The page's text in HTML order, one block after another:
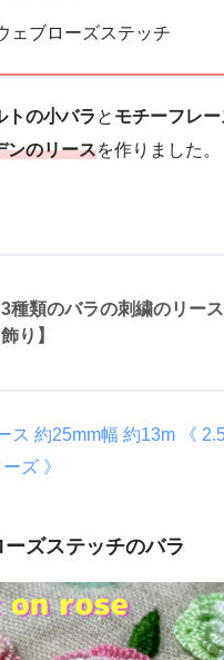
ェブローズステッチ
トの小バラ と モチーフレ
ンのリースを作りました。
3種類のバラの刺繍のリー
飾り】
ス 約25mm幅 約13m 《
ズ 》
ズステッチのバラ